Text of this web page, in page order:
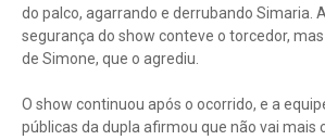
do palco, agarrando e derrubando Simaria.
segurança do show conteve o torcedor,
de Simone, que o agrediu.
O show continuou após o ocorrido, e a
públicas da dupla afirmou que não vai mais